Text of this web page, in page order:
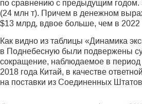
по сравнению с предыдущим
(24 млн т). Причем в денежном
$13 млрд, вдвое больше, чем в 2022
Как видно из таблицы «Динамика
в Поднебесную были подвержены
сокращение, наблюдаемое в период
2018 года Китай, в качестве
на поставки из Соединенных